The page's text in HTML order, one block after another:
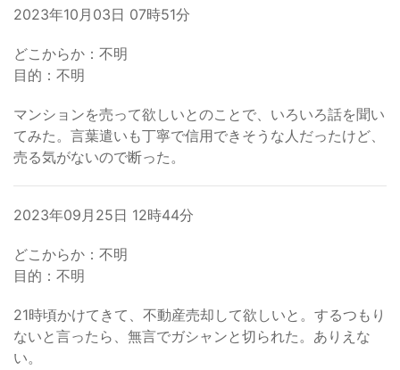
2023年10月03日 07時51分
どこからか：不明
目的：不明
マンションを売って欲しいとのことで、いろいろ話を聞い
てみた。言葉遣いも丁寧で信用できそうな人だったけど、
売る気がないので断った。
2023年09月25日 12時44分
どこからか：不明
目的：不明
21時頃かけてきて、不動産売却して欲しいと。するつもり
ないと言ったら、無言でガシャンと切られた。ありえな
い。